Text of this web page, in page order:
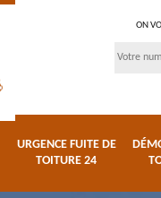
ON
URGENCE FUITE DE
TOITURE 24